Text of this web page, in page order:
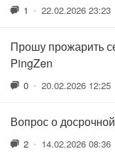
1 • 22.02.2026 23:23
Прошу прожарить
PingZen
0 • 20.02.2026 12:25
Вопрос о
2 • 14.02.2026 08:36